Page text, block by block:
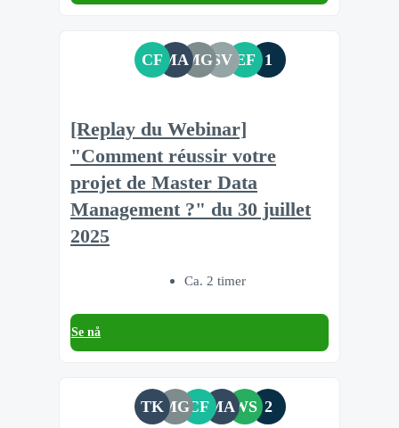
CFMAMGSV EF 1
[Replay du Webinar]
"Comment réussir votre
projet de Master Data
Management ?" du 30 juillet
2025
Ca. 2 timer
Se nå
TKMGCFMAWS 2